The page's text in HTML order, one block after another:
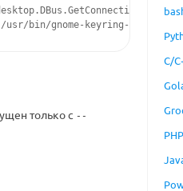
usr/bin/gnome-keyring-daemon
только с --
C/
PHP